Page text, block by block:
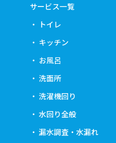
サービス一覧
トイレ
キッチン
お風呂
洗面所
洗濯機回り
水回り全般
漏水調査・水漏れ